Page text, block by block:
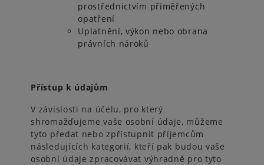
prostřednictvím přiměřených
opatření
Uplatnění, výkon nebo obrana
právních nároků
Přístup k údajům
V závislosti na účelu, pro který
shromažďujeme vaše osobní údaje, můžeme
tyto předat nebo zpřístupnit příjemcům
následujících kategorií, kteří pak budou vaše
osobní údaje zpracovávat výhradně pro tyto